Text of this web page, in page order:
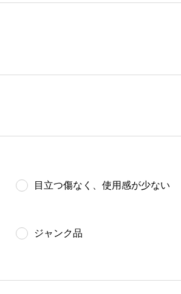
目立つ傷なく、使用感が少ない
ジャンク品